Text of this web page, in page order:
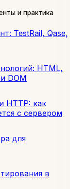
и практика
TestRail, Qase,
HTML,
DOM
HTTP: как
с сервером
для
в